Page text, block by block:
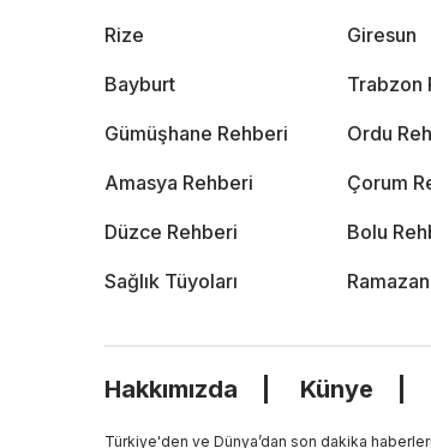
Rize Giresun
Bayburt Trabzon
Gümüşhane Rehberi Ordu
Amasya Rehberi Çorum
Düzce Rehberi Bolu
Sağlık Tüyoları
Hakkımızda Künye
Türkiye'den ve Dünya’dan son dakika